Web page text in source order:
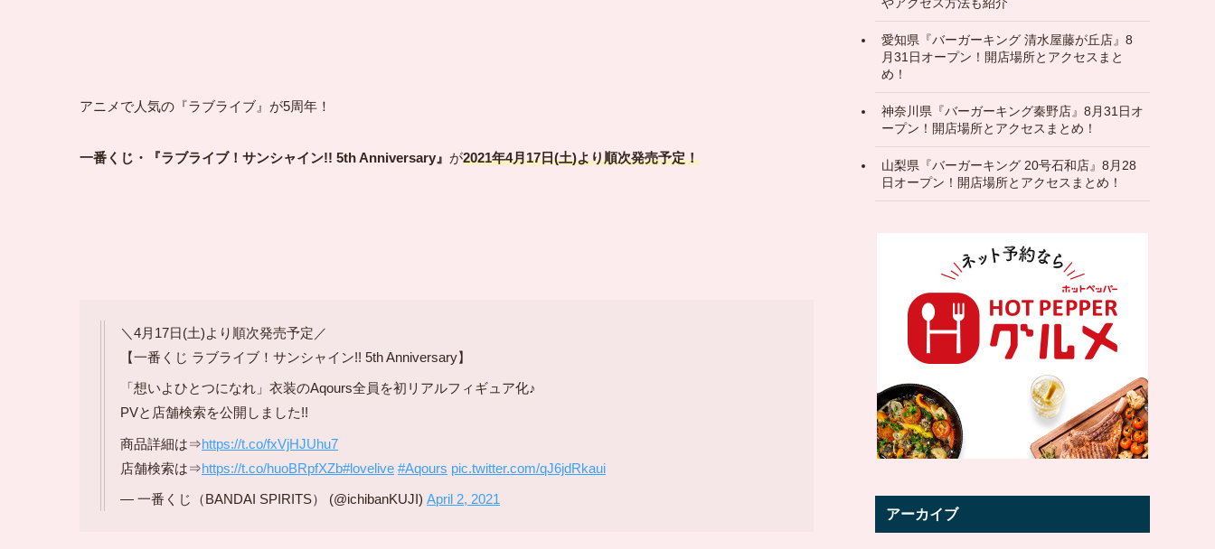
アニメで人気の『ラブライブ』が5周年！
一番くじ・『ラブライブ！サンシャイン!! 5th Anniversary』 が2021年4月17日(土)より順次発売予定！
＼4月17日(土)より順次発売予定／
【一番くじ ラブライブ！サンシャイン!! 5th Anniversary】
「想いよひとつになれ」衣装のAqours全員を初リアルフィギュア化♪
PVと店舗検索を公開しました!!
商品詳細は⇒https://t.co/fxVjHJUhu7
店舗検索は⇒https://t.co/huoBRpfXZb#lovelive #Aqours pic.twitter.com/qJ6jdRkaui
— 一番くじ（BANDAI SPIRITS） (@ichibanKUJI) April 2, 2021
愛知県『バーガーキング 清水屋藤が丘店』8
月31日オープン！開店場所とアクセスまと
め！
神奈川県『バーガーキング秦野店』8月31日オ
ープン！開店場所とアクセスまとめ！
山梨県『バーガーキング 20号石和店』8月28
日オープン！開店場所とアクセスまとめ！
アーカイブ